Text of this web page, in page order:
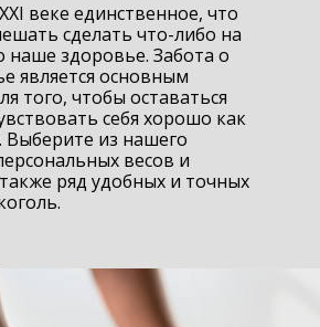
ЗДОРОВЬЯ И КРАСОТЫ
веке единственное, что
сделать что-либо на
наше здоровье. Забота о
является основным
того, чтобы оставаться
себя хорошо как
из нашего
весов и
ряд удобных и точных